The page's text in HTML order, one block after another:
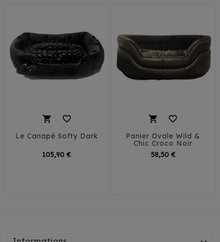
 
Le Canapé Softy Dark
T1 - 40 cm
105,90 €
 
Panier Ovale Wild &
Chic Croco Noir
58,50 €Prix